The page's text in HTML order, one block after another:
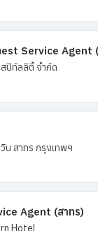
Service Agent
ปิทัลลิตี้ จำกัด
น สาทร กรุงเทพฯ
Agent (สาทร)